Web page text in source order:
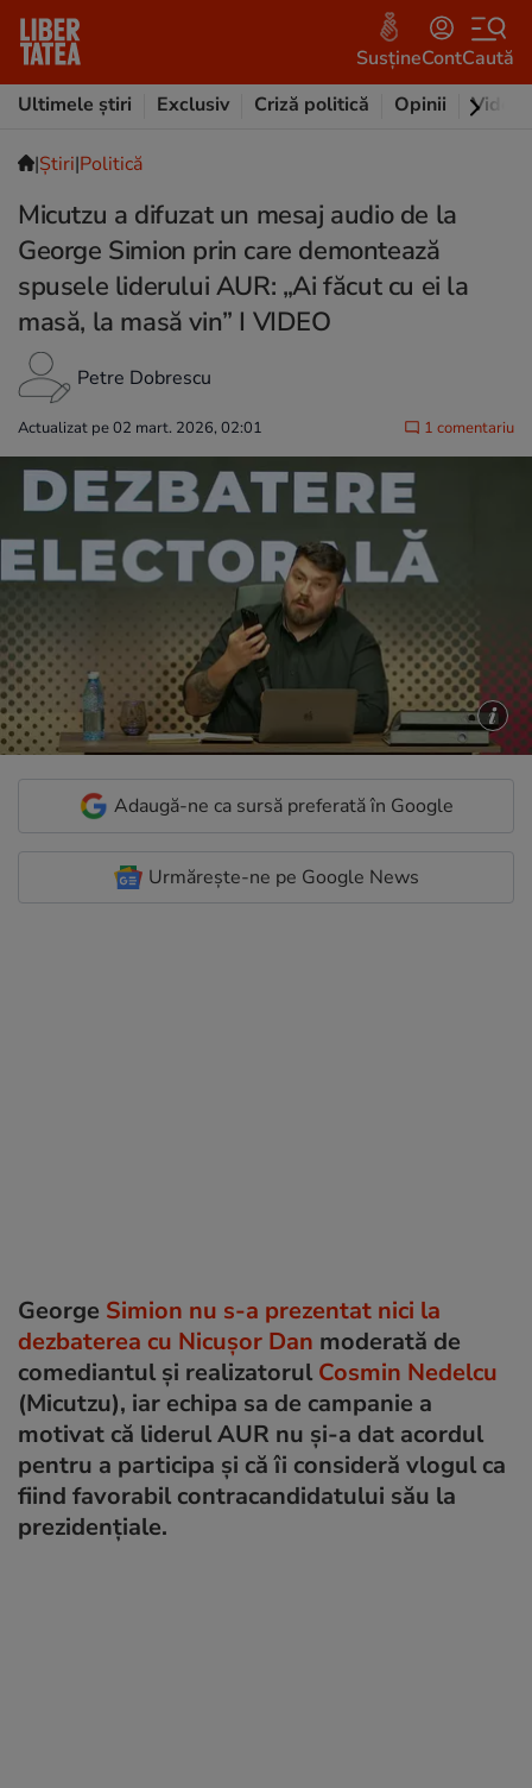
SusțineContCaută
Ultimele știri
Exclusiv Criză politică Opinii Video
|Ştiri|Politică
Micutzu a difuzat un mesaj audio de la
George Simion prin care demontează
spusele liderului AUR: „Ai făcut cu ei la
masă, la masă vin” I VIDEO
Petre Dobrescu
Actualizat pe 02 mart. 2026, 02:01 1 comentariu
Adaugă-ne ca sursă preferată în Google
Urmărește-ne pe Google News
George Simion nu s-a prezentat nici la
dezbaterea cu Nicușor Dan moderată de
comediantul și realizatorul Cosmin Nedelcu
(Micutzu), iar echipa sa de campanie a
motivat că liderul AUR nu și-a dat acordul
pentru a participa și că îi consideră vlogul ca
fiind favorabil contracandidatului său la
prezidențiale.